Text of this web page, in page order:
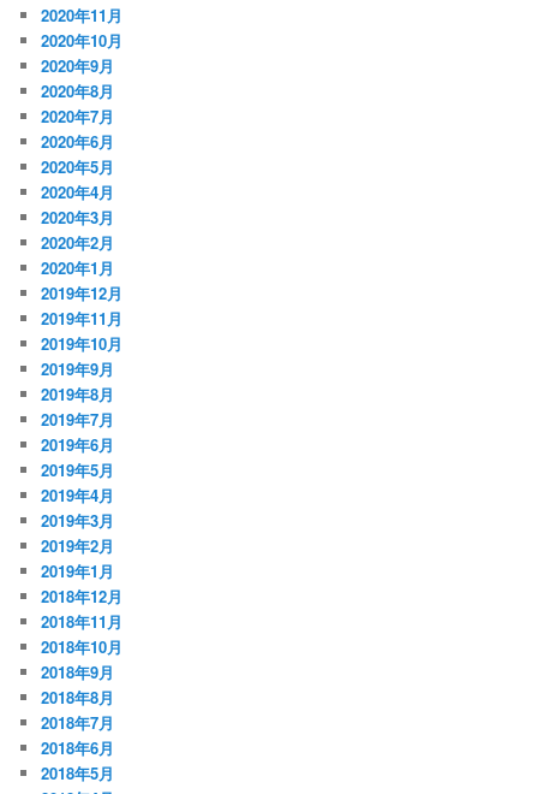
2020年11月
2020年10月
2020年9月
2020年8月
2020年7月
2020年6月
2020年5月
2020年4月
2020年3月
2020年2月
2020年1月
2019年12月
2019年11月
2019年10月
2019年9月
2019年8月
2019年7月
2019年6月
2019年5月
2019年4月
2019年3月
2019年2月
2019年1月
2018年12月
2018年11月
2018年10月
2018年9月
2018年8月
2018年7月
2018年6月
2018年5月